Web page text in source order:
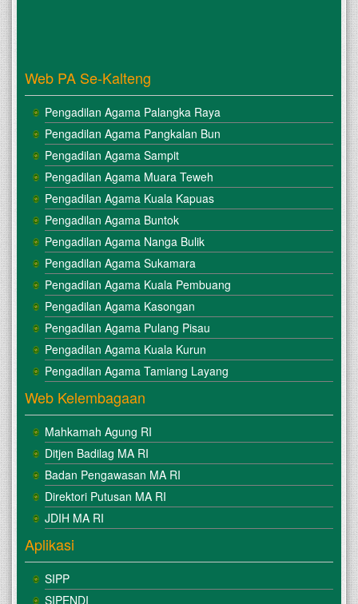
Web PA Se-Kalteng
Pengadilan Agama Palangka Raya
Pengadilan Agama Pangkalan Bun
Pengadilan Agama Sampit
Pengadilan Agama Muara Teweh
Pengadilan Agama Kuala Kapuas
Pengadilan Agama Buntok
Pengadilan Agama Nanga Bulik
Pengadilan Agama Sukamara
Pengadilan Agama Kuala Pembuang
Pengadilan Agama Kasongan
Pengadilan Agama Pulang Pisau
Pengadilan Agama Kuala Kurun
Pengadilan Agama Tamiang Layang
Web Kelembagaan
Mahkamah Agung RI
Ditjen Badilag MA RI
Badan Pengawasan MA RI
Direktori Putusan MA RI
JDIH MA RI
Aplikasi
SIPP
SIPENDI